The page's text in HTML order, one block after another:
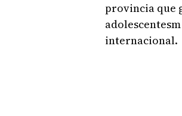
provincia que
internacional.